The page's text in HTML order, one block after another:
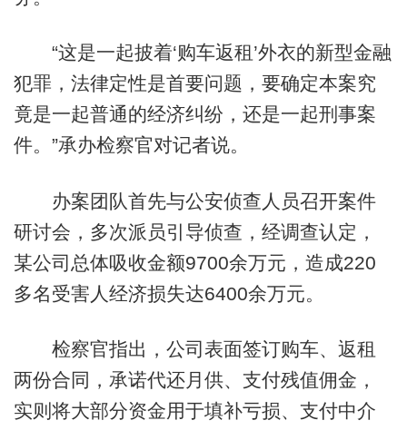
“这是一起披着‘购车返租’外衣的新型金融
犯罪，法律定性是首要问题，要确定本案究
竟是一起普通的经济纠纷，还是一起刑事案
件。”承办检察官对记者说。
办案团队首先与公安侦查人员召开案件
研讨会，多次派员引导侦查，经调查认定，
某公司总体吸收金额9700余万元，造成220
多名受害人经济损失达6400余万元。
检察官指出，公司表面签订购车、返租
两份合同，承诺代还月供、支付残值佣金，
实则将大部分资金用于填补亏损、支付中介